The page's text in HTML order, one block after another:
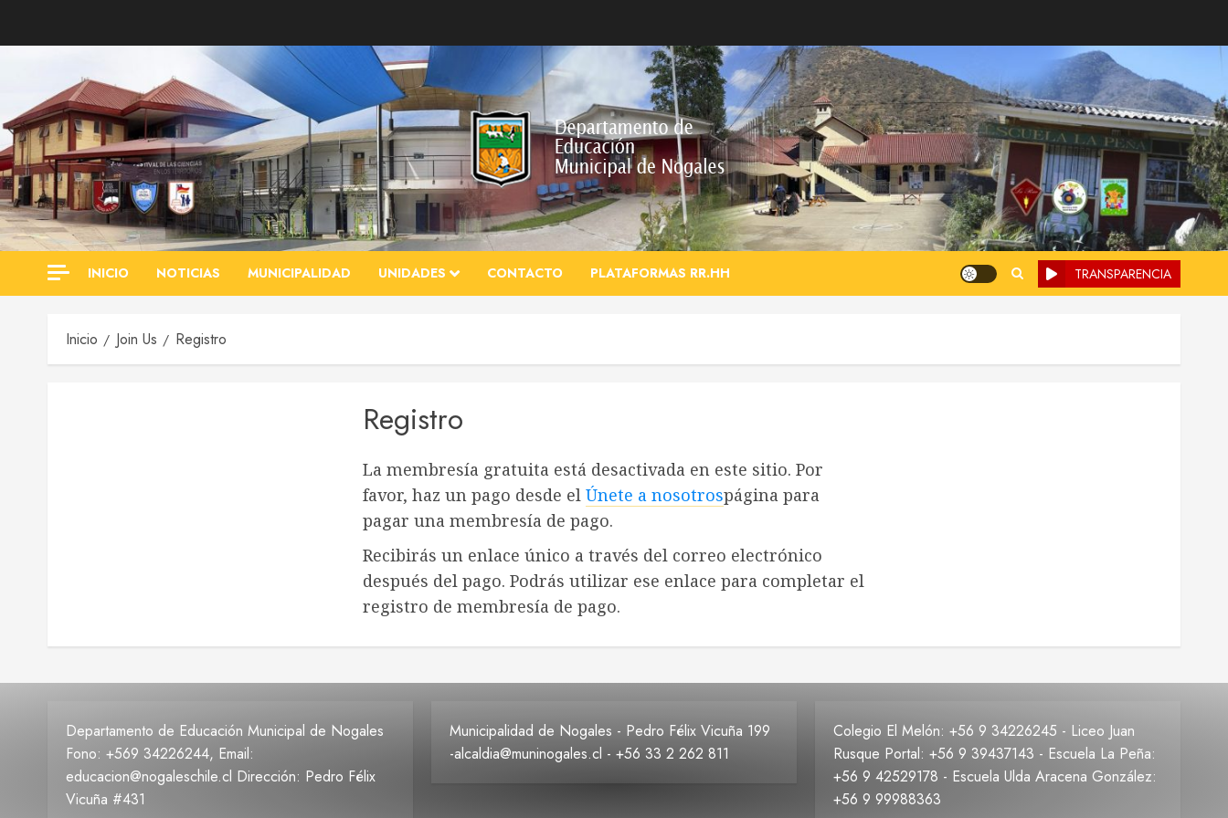
INICIO NOTICIAS MUNICIPALIDAD UNIDADES CONTACTO PLATAFORMAS RR.HH TRANSPARENCIA
Inicio Join Us Registro
Registro
La membresía gratuita está desactivada en este sitio. Por
favor, haz un pago desde el Únete a nosotrospágina para
pagar una membresía de pago.
Recibirás un enlace único a través del correo electrónico
después del pago. Podrás utilizar ese enlace para completar el
registro de membresía de pago.
Departamento de Educación Municipal de Nogales
Fono: +569 34226244, Email:
educacion@nogaleschile.cl Dirección: Pedro Félix
Vicuña #431
Municipalidad de Nogales - Pedro Félix Vicuña 199
-alcaldia@muninogales.cl - +56 33 2 262 811
Colegio El Melón: +56 9 34226245 - Liceo Juan
Rusque Portal: +56 9 39437143 - Escuela La Peña:
+56 9 42529178 - Escuela Ulda Aracena González:
+56 9 99988363